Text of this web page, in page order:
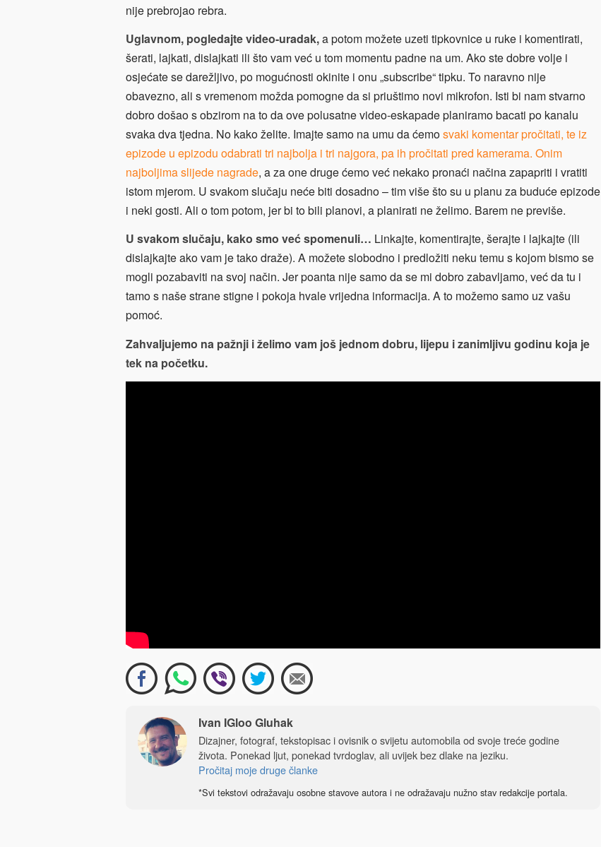
nije prebrojao rebra.
Uglavnom, pogledajte video-uradak,a potom možete uzeti tipkovnice u ruke i komentirati,
šerati, lajkati, dislajkati ili što vam već u tom momentu padne na um. Ako ste dobre volje i
osjećate se darežljivo, po mogućnosti okinite i onu „subscribe“ tipku. To naravno nije
obavezno, ali s vremenom možda pomogne da si priuštimo novi mikrofon. Isti bi nam stvarno
dobro došao s obzirom na to da ove polusatne video-eskapade planiramo bacati po kanalu
svaka dva tjedna. No kako želite. Imajte samo na umu da ćemosvaki komentar pročitati, te iz
epizode u epizodu odabrati tri najbolja i tri najgora, pa ih pročitati pred kamerama. Onim
najboljima slijede nagrade, a za one druge ćemo već nekako pronaći načina zapapriti i vratiti
istom mjerom. U svakom slučaju neće biti dosadno – tim više što su u planu za buduće epizode
i neki gosti. Ali o tom potom, jer bi to bili planovi, a planirati ne želimo. Barem ne previše.
U svakom slučaju, kako smo već spomenuli… Linkajte, komentirajte, šerajte i lajkajte (ili
dislajkajte ako vam je tako draže). A možete slobodno i predložiti neku temu s kojom bismo se
mogli pozabaviti na svoj način. Jer poanta nije samo da se mi dobro zabavljamo, već da tu i
tamo s naše strane stigne i pokoja hvale vrijedna informacija. A to možemo samo uz vašu
pomoć.
Zahvaljujemo na pažnji i želimo vam još jednom dobru, lijepu i zanimljivu godinu koja je
tek na početku.
Ivan IGloo Gluhak
Dizajner, fotograf, tekstopisac i ovisnik o svijetu automobila od svoje treće godine
života. Ponekad ljut, ponekad tvrdoglav, ali uvijek bez dlake na jeziku.
Pročitaj moje druge članke
*Svi tekstovi odražavaju osobne stavove autora i ne odražavaju nužno stav redakcije portala.